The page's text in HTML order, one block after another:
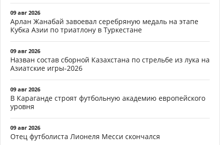
09 авг 2026
Арлан Жанабай завоевал серебряную медаль на этапе
Кубка Азии по триатлону в Туркестане
09 авг 2026
Назван состав сборной Казахстана по стрельбе из лука на
Азиатские игры-2026
09 авг 2026
В Караганде строят футбольную академию европейского
уровня
09 авг 2026
Отец футболиста Лионеля Месси скончался